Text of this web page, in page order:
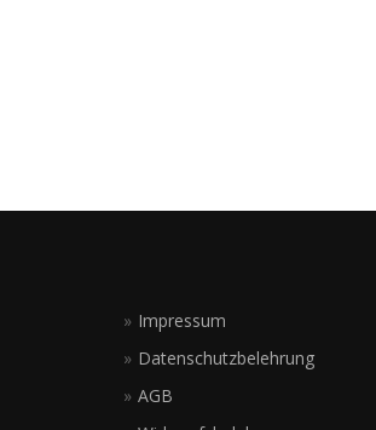
Impressum
Datenschutzbelehrung
AGB